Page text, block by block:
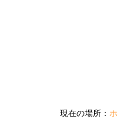
現在の場所：